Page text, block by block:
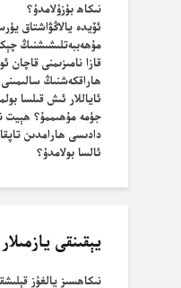
نىكاھ بۇزۇلامدۇ؟
ئۆيدە يالاڭۋاشتاق
مۇھەببەتلىشىشنىڭ
قازا نامىزىمنى قاچان
ھاراقكەشنىڭ
ئاياللار ئىش قىلسا
جۈمە مۇھىممۇ؟ ھېيت
دادىسى ھارامدىن
ئالسا بولامدۇ؟
يېقىنقى يازمىلار
نىكاھسىز يالغۇز